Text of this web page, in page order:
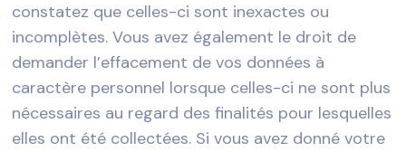
constatez que celles-ci sont inexactes ou
incomplètes. Vous avez également le droit de
demander l’effacement de vos données à
caractère personnel lorsque celles-ci ne sont plus
nécessaires au regard des finalités pour lesquelles
elles ont été collectées. Si vous avez donné votre